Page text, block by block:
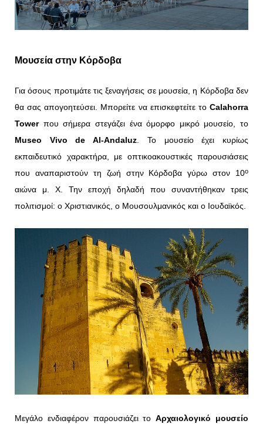
Μουσεία στην Κόρδοβα
Για όσους προτιμάτε τις ξεναγήσεις σε μουσεία, η Κόρδοβα δεν
θα σας απογοητεύσει. Μπορείτε να επισκεφτείτε το Calahorra
Towerπου σήμερα στεγάζει ένα όμορφο μικρό μουσείο, το
Museo Vivo de Al-Andaluz . Το μουσείο έχει κυρίως
εκπαιδευτικό χαρακτήρα, με οπτικοακουστικές παρουσιάσεις
που αναπαριστούν τη ζωή στην Κόρδοβα γύρω στον 10ο
αιώνα μ. Χ. Την εποχή δηλαδή που συναντήθηκαν τρεις
πολιτισμοί: ο Χριστιανικός, ο Μουσουλμανικός και ο Ιουδαϊκός.
Μεγάλο ενδιαφέρον παρουσιάζει τοΑρχαιολογικό μουσείο